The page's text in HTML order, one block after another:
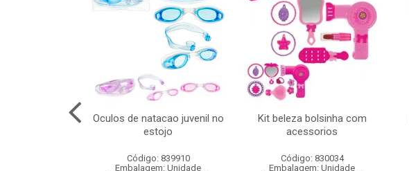
Oculos de natacao juvenil no
estojo
Código: 839910
Embalagem: Unidade
Kit beleza bolsinha com
acessorios
Código: 830034
Embalagem: Unidade